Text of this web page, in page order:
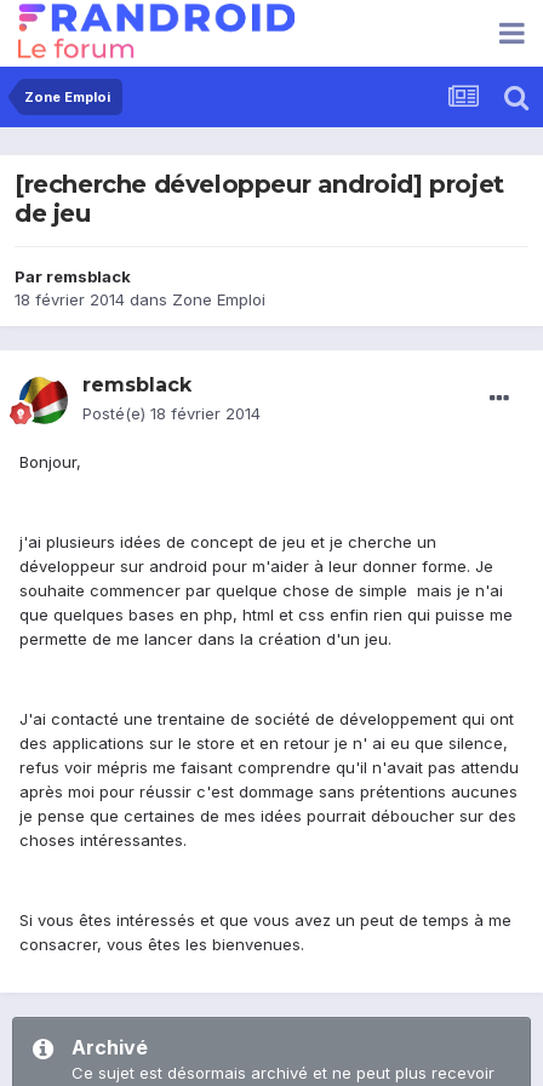
Zone Emploi
[recherche développeur android] projet
de jeu
Par remsblack
18 février 2014 dans Zone Emploi
remsblack
Posté(e) 18 février 2014
Bonjour,
j'ai plusieurs idées de concept de jeu et je cherche un
développeur sur android pour m'aider à leur donner forme. Je
souhaite commencer par quelque chose de simple mais je n'ai
que quelques bases en php, html et css enfin rien qui puisse me
permette de me lancer dans la création d'un jeu.
J'ai contacté une trentaine de société de développement qui ont
des applications sur le store et en retour je n' ai eu que silence,
refus voir mépris me faisant comprendre qu'il n'avait pas attendu
après moi pour réussir c'est dommage sans prétentions aucunes
je pense que certaines de mes idées pourrait déboucher sur des
choses intéressantes.
Si vous êtes intéressés et que vous avez un peut de temps à me
consacrer, vous êtes les bienvenues.
Archivé
Ce sujet est désormais archivé et ne peut plus recevoir